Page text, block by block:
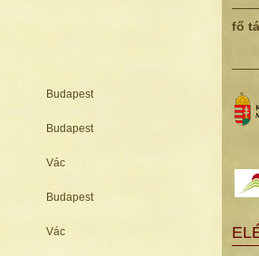
Budapest
Budapest
Vác
Budapest
Vác
fő